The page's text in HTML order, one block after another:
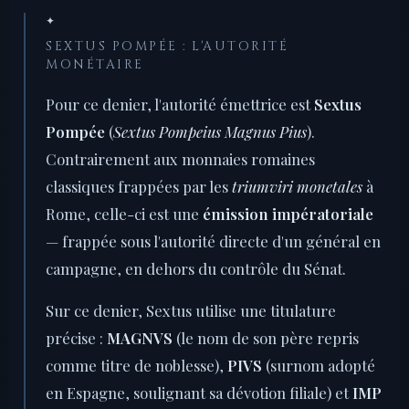
✦
SEXTUS POMPÉE : L'AUTORITÉ
MONÉTAIRE
Pour ce denier, l'autorité émettrice estSextus
Pompée (Sextus Pompeius Magnus Pius).
Contrairement aux monnaies romaines
classiques frappées par lestriumviri monetales à
Rome, celle-ci est une émission impératoriale
— frappée sous l'autorité directe d'un général en
campagne, en dehors du contrôle du Sénat.
Sur ce denier, Sextus utilise une titulature
précise : MAGNVS (le nom de son père repris
comme titre de noblesse), PIVS (surnom adopté
en Espagne, soulignant sa dévotion filiale) etIMP